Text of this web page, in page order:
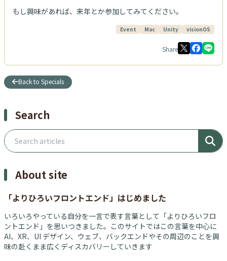
もし興味があれば、来年とか参加してみてください。
Event Mac Unity visionOS
Share
Back to Specials
Search
Search articles
About site
「よりひろいフロントエンド」はじめました
いろいろやっている自分を一言で表す言葉として「よりひろいフロ
ントエンド」を思いつきました。このサイトではこの言葉を中心に
AI、XR、UI デザイン、ウェブ、バックエンドやその周辺のことを興
味の赴くまま広くディスカバリーしていきます